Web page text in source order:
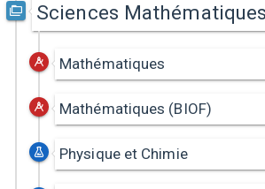
Sciences
Mathématiques
Mathématiques (BIOF)
Physique et Chimie